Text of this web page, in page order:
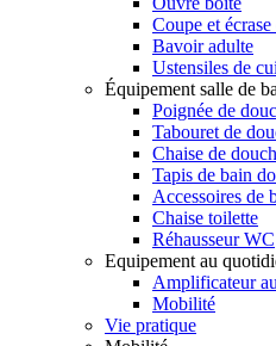
Coupe et
Bavoir adulte
Ustensiles de
Équipement salle de
Poignée de
Tabouret de
Chaise de
Tapis de bain
Accessoires de
Chaise toilette
Réhausseur WC
Equipement au
Amplificateur
Mobilité
Vie pratique